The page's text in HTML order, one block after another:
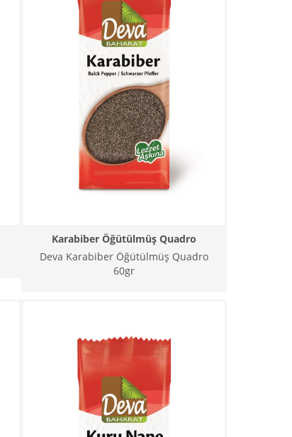
Karabiber Öğütülmüş Quadro
Deva Karabiber Öğütülmüş Quadro
60gr